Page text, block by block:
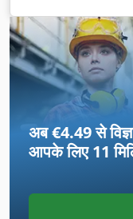
अब €4.49 से
आपके लिए11